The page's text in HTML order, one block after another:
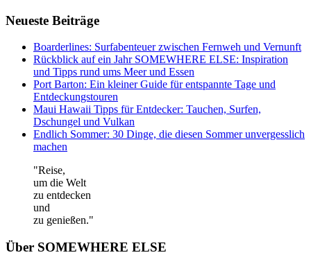
Neueste Beiträge
Boarderlines: Surfabenteuer zwischen Fernweh und Vernunft
Rückblick auf ein Jahr SOMEWHERE ELSE: Inspiration
und Tipps rund ums Meer und Essen
Port Barton: Ein kleiner Guide für entspannte Tage und
Entdeckungstouren
Maui Hawaii Tipps für Entdecker: Tauchen, Surfen,
Dschungel und Vulkan
Endlich Sommer: 30 Dinge, die diesen Sommer unvergesslich
machen
"Reise,
um die Welt
zu entdecken
und
zu genießen."
Über SOMEWHERE ELSE